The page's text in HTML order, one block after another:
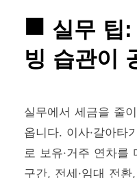
실무 팁
빙 습관이
실무에서 세금을 줄이
옵니다. 이사·갈아타
로 보유·거주 연차를
구간, 전세·임대 전